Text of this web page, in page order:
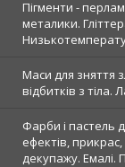
Пігменти -
металики.
Маси для зняття
відбитків з тіла.
Фарби і пастель
ефектів,
декупажу. Емалі.